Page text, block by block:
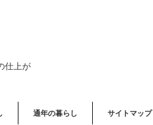
仕上が
通年の暮らし サイトマップ